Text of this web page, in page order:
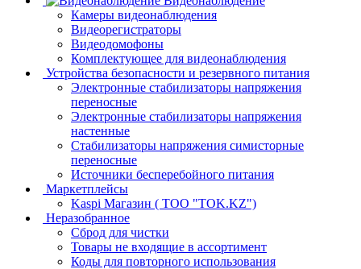
Камеры видеонаблюдения
Видеорегистраторы
Видеодомофоны
Комплектующее для видеонаблюдения
Устройства безопасности и резервного питания
Электронные стабилизаторы напряжения
переносные
Электронные стабилизаторы напряжения
настенные
Стабилизаторы напряжения симисторные
переносные
Источники бесперебойного питания
Маркетплейсы
Kaspi Магазин ( ТОО "TOK.KZ")
Неразобранное
Сброд для чистки
Товары не входящие в ассортимент
Коды для повторного использования